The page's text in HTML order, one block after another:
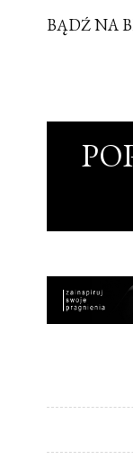
BĄDŹ NA